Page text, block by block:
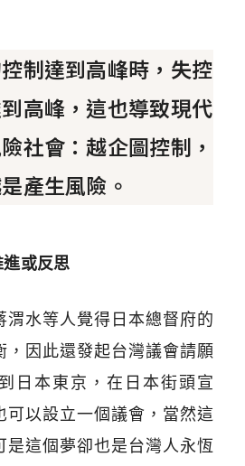
制達到高峰時，失控
高峰，這也導致現代
社會：越企圖控制，
產生風險。
或反思
渭水等人覺得日本總督府的
，因此還發起台灣議會請願
日本東京，在日本街頭宣
可以設立一個議會，當然這
是這個夢卻也是台灣人永恆